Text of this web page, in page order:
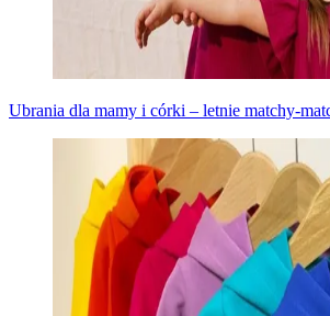
Ubrania dla mamy i córki – letnie matchy-